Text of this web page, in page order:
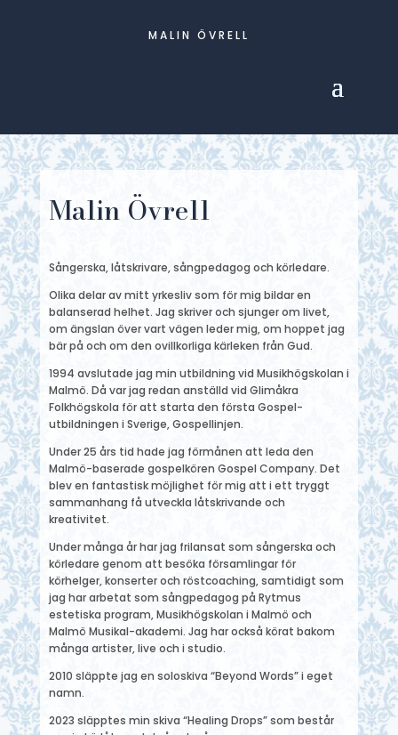
MALIN ÖVRELL
Malin Övrell
Sångerska, låtskrivare, sångpedagog och körledare.
Olika delar av mitt yrkesliv som för mig bildar en
balanserad helhet. Jag skriver och sjunger om livet,
om ängslan över vart vägen leder mig, om hoppet jag
bär på och om den ovillkorliga kärleken från Gud.
1994 avslutade jag min utbildning vid Musikhögskolan i
Malmö. Då var jag redan anställd vid Glimåkra
Folkhögskola för att starta den första Gospel-
utbildningen i Sverige, Gospellinjen.
Under 25 års tid hade jag förmånen att leda den
Malmö-baserade gospelkören Gospel Company. Det
blev en fantastisk möjlighet för mig att i ett tryggt
sammanhang få utveckla låtskrivande och
kreativitet.
Under många år har jag frilansat som sångerska och
körledare genom att besöka församlingar för
körhelger, konserter och röstcoaching, samtidigt som
jag har arbetat som sångpedagog på Rytmus
estetiska program, Musikhögskolan i Malmö och
Malmö Musikal-akademi. Jag har också körat bakom
många artister, live och i studio.
2010 släppte jag en soloskiva “Beyond Words” i eget
namn.
2023 släpptes min skiva “Healing Drops” som består